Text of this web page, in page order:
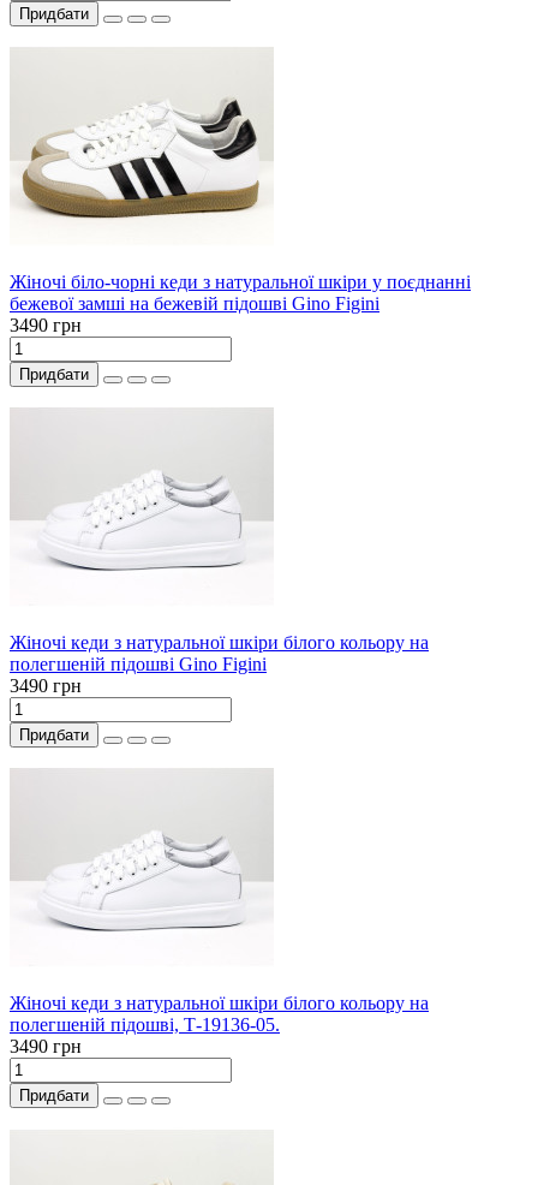
Придбати
Жіночі біло-чорні кеди з натуральної шкіри у поєднанні
бежевої замші на бежевій підошві Gino Figini
3490 грн
Придбати
Жіночі кеди з натуральної шкіри білого кольору на
полегшеній підошві Gino Figini
3490 грн
Придбати
Жіночі кеди з натуральної шкіри білого кольору на
полегшеній підошві, Т-19136-05.
3490 грн
Придбати